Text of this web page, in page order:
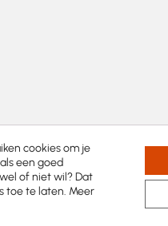
cookies om je
een goed
of niet wil? Dat
toe te laten. Meer